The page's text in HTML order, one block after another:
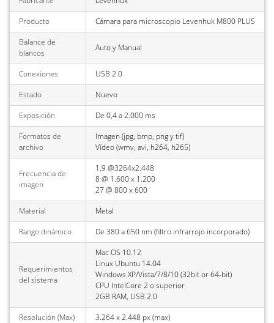
Producto
Cámara para microscopio Levenhuk M800 PLUS
Balance de
blancos
Auto y Manual
Conexiones
USB 2.0
Estado
Nuevo
Exposición
De 0,4 a 2.000 ms
Formatos de
archivo
Imagen (jpg, bmp, png y tif)
Vídeo (wmv, avi, h264, h265)
Frecuencia de
imagen
1,9 @3264x2.448
8 @ 1.600 x 1.200
27 @ 800 x 600
Material
Metal
Rango dinámico
De 380 a 650 nm (filtro infrarrojo incorporado)
Requerimientos
del sistema
Mac OS 10.12
Linux Ubuntu 14.04
Windows XP/Vista/7/8/10 (32bit or 64-bit)
CPU IntelCore 2 o superior
2GB RAM, USB 2.0
Resolución (Max)
3.264 x 2.448 px (max)